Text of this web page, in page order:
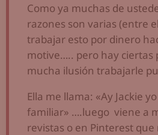
Como ya muchas de
razones son varias (entre
trabajar esto por dinero
motive….. pero hay ciertas
mucha ilusión trabajarle
Ella me llama: «Ay Jackie
familiar» ….luego viene a
revistas o en Pinterest